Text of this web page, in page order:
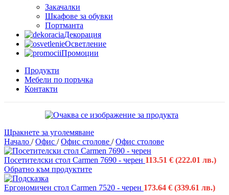
Закачалки
Шкафове за обувки
Портманта
Декорация
Осветление
Промоции
Продукти
Мебели по поръчка
Контакти
Щракнете за уголемяване
Начало / Офис / Офис столове / Офис столове
Посетителски стол Carmen 7690 - черен 113.51 € (222.01 лв.)
Обратно към продуктите
Ергономичен стол Carmen 7520 - черен 173.64 € (339.61 лв.)